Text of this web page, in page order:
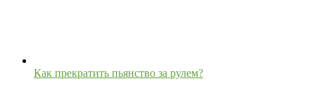
Как прекратить пьянство за рулем?